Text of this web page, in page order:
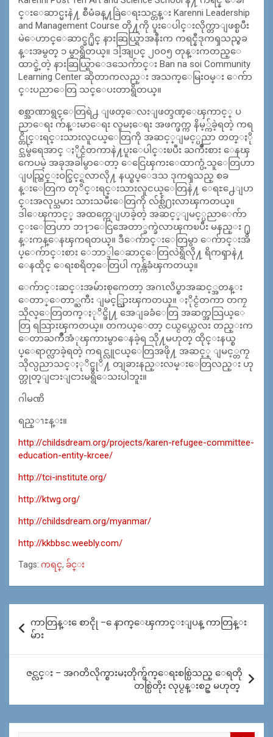
င္းေဆာင္မႈနဲ႔ စီမံခန္႔ခြဲေရးသင္တန္း Karenni Leadership
and Management Course တို႔ကို ပူးေပါင္းလိုက္တာျဖစ္ၿပီး
မဲေဟာင္ေဆာင္ခ႐ိုင္ နားဆြယ္ရြာအနီးက ကရင္နီဒုကၡသည္စခ
န္းအမွတ္ ၁ မွာရွိတယ္။ ဒါ့အျပင္ ၂၀၀၅ တုန္းကတည္ေ
ထာင္ခဲ့တဲ့ နားဆြယ္ရြာေဒသေက်ာင္း Ban na soi Community
Learning Center ဆိုတာကလည္း အသက္ေမြးဝမ္း ေက်ာ
င္းပညာေတြ သင္ေပးတာရွိတယ္။
စစ္အာဏာရွင္ေတြရဲ႕ ျဖတ္ေလးျဖတ္ဒဏ္ေၾကာင့္ ပ
ညာေရး က်န္းမာေရး လူမႈေရး အဖက္ဖက္က နိမ့္က်ခဲ့ရတဲ့ ကရ
င္တိုင္းရင္းသားလူငယ္ေတြကို အဆင့္ျမင့္ပညာ တတ္ႏို
င္သမွ်ရေအာင္ ႏိုင္ငံတကာနဲ႔ပူးေပါင္းၿပီး ႀကိဳးစား ေနၾ
ကေပမဲ့ အခုအခါမွာေတာ့ ေငြေၾကးေထာက္ပံ့သူေတြဟာ
ျပည္တြင္းဝင္ခြင့္ရလာလို႔ နယ္စပ္ေဒသ ဒုကၡသည္ စခ
န္းေတြက တုိင္းရင္းသားလူငယ္ေတြနဲ႔ ေရႊ႕ေျပာ
င္းအလုပ္သမား သားသမီးေတြကို လ်စ္လ်ဴ႐ႈလာၾကတယ္။
ဒါေၾကာင့္ အထက္ကေျပာခဲ့တဲ့ အဆင့္ျမင့္ပညာေက်ာ
င္းေတြဟာ ဘ႑ာေငြအေတာ္ခက္ခဲလာၾကၿပီး မနည္း ႐ု
န္းကန္ေနၾကရတယ္။ ဒီေက်ာင္းေတြမွာ ေက်ာင္းအိ
ပ္ေက်ာင္းစား ေဘာ္ဒါေဆာင္ေတြလဲရွိလို႔ ရိကၡာနဲ႔
ေနထိုင္ ေရးစရိတ္ေတြပါ ကုန္က်ခံၾကတယ္။
ေက်ာင္းဆင္းအမ်ားစုကေတာ့ အဂၤလိပ္စာအဆင့္အတန္း
ေတာ္ေတာ္ႀကီး ျမင့္သြားၾကတယ္။ ႏိုင္ငံတကာ တကၠ
သိုလ္ေတြတက္ႏုိင္ဖို႔ အေျခခံေတြ အဆက္အသြယ္ေ
တြ ရသြားၾကတယ္။ တကယ္ေတာ့ ငယ္ငယ္ကေလး တည္းက
ေတာႀကိဳအံုၾကားမွာေနခဲ့ရ သို႔မဟုတ္ ထိုင္းနယ္စ
ပ္ေရာက္လာခဲ့ရတဲ့ ကရင္လူငယ္ေတြအဖို႔ အဆင့္ ျမင့္တကၠ
သိုလ္ပညာသင္ႏုိင္ဖုိ႔ တျခားနည္းလမ္းေတြလည္း ဟု
တ္ဟုတ္ျငားျငားမရွိေသးပါဘူး။
ဂါမဏိ
ရည္ၫႊန္း။
http://childsdream.org/projects/karen-refugee-committee-
education-entity-krcee/
http://tci-institute.org/
http://ktwg.org/
http://childsdream.org/myanmar/
http://kkbbsc.weebly.com/
Tags: ကရင္, ခ်င္း
navigation
ကာတြန္း ေစာငိုု – ေနာက္ေၾကာင္းျပန္ ကာတြန္း
မ်ား
ဇင္လင္း – အဂတိလိုက္စားမႈတိုက္ဖ်က္ေရးစစ္ပြဲသည္ ေရတို
တစ္ပြဲတိုး လုပ္ငန္းစဥ္ မဟုတ္